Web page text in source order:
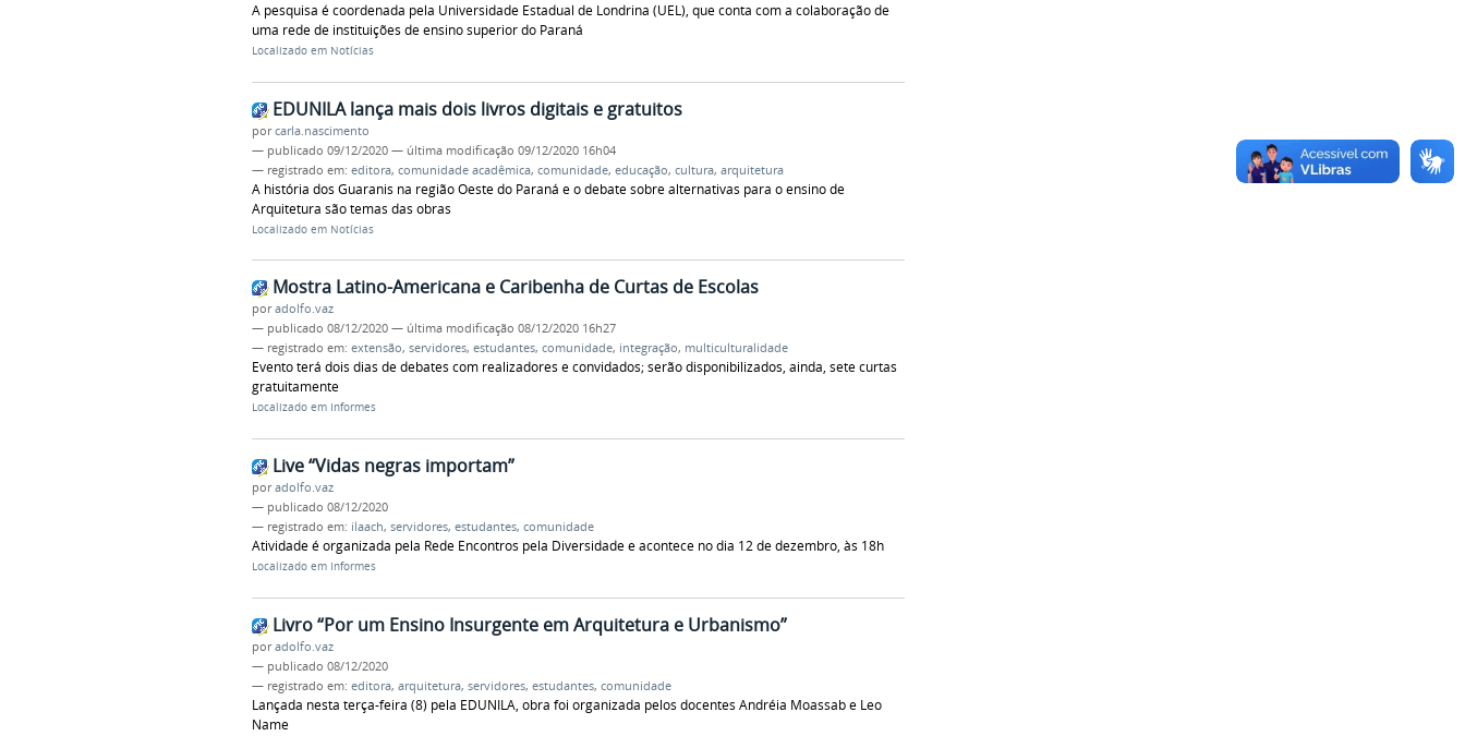
A pesquisa é coordenada pela Universidade Estadual de Londrina (UEL), que conta com a colaboração de
uma rede de instituições de ensino superior do Paraná
Localizado em Notícias
EDUNILA lança mais dois livros digitais e gratuitos
porcarla.nascimento
— publicado 09/12/2020 — última modificação 09/12/2020 16h04
— registrado em: editora, comunidade acadêmica, comunidade, educação, cultura, arquitetura
A história dos Guaranis na região Oeste do Paraná e o debate sobre alternativas para o ensino de
Arquitetura são temas das obras
Localizado em Notícias
Mostra Latino-Americana e Caribenha de Curtas de Escolas
poradolfo.vaz
— publicado 08/12/2020 — última modificação 08/12/2020 16h27
— registrado em: extensão, servidores, estudantes, comunidade, integração, multiculturalidade
Evento terá dois dias de debates com realizadores e convidados; serão disponibilizados, ainda, sete curtas
gratuitamente
Localizado em Informes
Live “Vidas negras importam”
poradolfo.vaz
— publicado 08/12/2020
— registrado em: ilaach, servidores, estudantes, comunidade
Atividade é organizada pela Rede Encontros pela Diversidade e acontece no dia 12 de dezembro, às 18h
Localizado em Informes
Livro “Por um Ensino Insurgente em Arquitetura e Urbanismo”
poradolfo.vaz
— publicado 08/12/2020
— registrado em: editora, arquitetura, servidores, estudantes, comunidade
Lançada nesta terça-feira (8) pela EDUNILA, obra foi organizada pelos docentes Andréia Moassab e Leo
Name